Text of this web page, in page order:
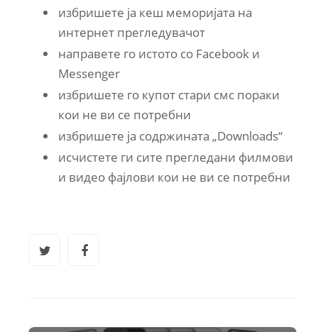
избришете ја кеш меморијата на
интернет прегледувачот
направете го истото со Facebook и
Messenger
избришете го купот стари смс пораки
кои не ви се потребни
избришете ја содржината „Downloads“
исчистете ги сите прегледани филмови
и видео фајлови кои не ви се потребни